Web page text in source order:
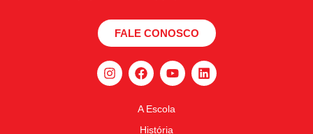
FALE CONOSCO
A Escola
História